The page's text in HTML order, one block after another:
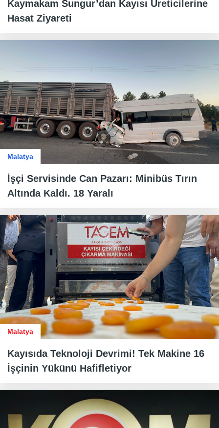
Kaymakam Sungur’dan Kayısı Üreticilerine
Hasat Ziyareti
Malatya
İşçi Servisinde Can Pazarı: Minibüs Tırın
Altında Kaldı. 18 Yaralı
Malatya
Kayısıda Teknoloji Devrimi! Tek Makine 16
İşçinin Yükünü Hafifletiyor